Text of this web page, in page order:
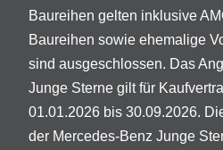
Baureihen gelten inklusive
Baureihen sowie ehemalige
sind ausgeschlossen. Das
Junge Sterne gilt für
01.01.2026 bis 30.09.2026.
der Mercedes-Benz Junge